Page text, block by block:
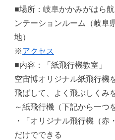
■場所：岐阜かかみがはら
ンテーションルーム（岐阜
地）
※アクセス
■内容：「紙飛行機教室」
空宙博オリジナル紙飛行機
飛ばして、よく飛ぶしくみ
～紙飛行機（下記から一つ
・「オリジナル飛行機（赤
だけでできる